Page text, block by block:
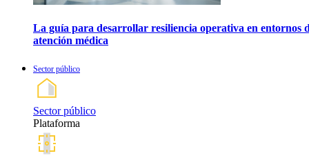
La guía para desarrollar resiliencia operativa en entornos
atención médica
Sector público
Sector público
Plataforma